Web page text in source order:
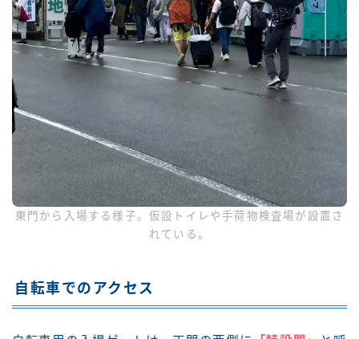
東門から入場する様子。仮設トイレや手荷物検査場が設置さ
れている。
自転車でのアクセス